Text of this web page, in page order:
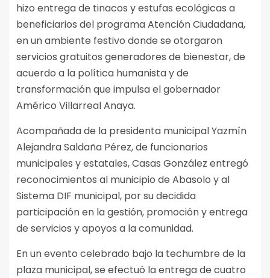
hizo entrega de tinacos y estufas ecológicas a
beneficiarios del programa Atención Ciudadana,
en un ambiente festivo donde se otorgaron
servicios gratuitos generadores de bienestar, de
acuerdo a la política humanista y de
transformación que impulsa el gobernador
Américo Villarreal Anaya.
Acompañada de la presidenta municipal Yazmín
Alejandra Saldaña Pérez, de funcionarios
municipales y estatales, Casas González entregó
reconocimientos al municipio de Abasolo y al
Sistema DIF municipal, por su decidida
participación en la gestión, promoción y entrega
de servicios y apoyos a la comunidad.
En un evento celebrado bajo la techumbre de la
plaza municipal, se efectuó la entrega de cuatro